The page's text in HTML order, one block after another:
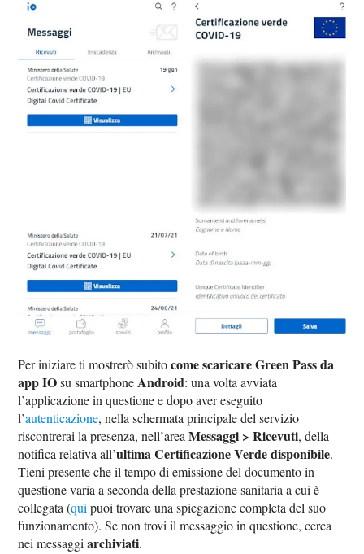
Per iniziare ti mostrerò subitocome scaricare Green Pass da
app IOsu smartphoneAndroid: una volta avviata
l’applicazione in questione e dopo aver eseguito
l’autenticazione, nella schermata principale del servizio
riscontrerai la presenza, nell’areaMessaggi > Ricevuti, della
notifica relativa all’ultima Certificazione Verde disponibile.
Tieni presente che il tempo di emissione del documento in
questione varia a seconda della prestazione sanitaria a cui è
collegata (quipuoi trovare una spiegazione completa del suo
funzionamento). Se non trovi il messaggio in questione, cerca
nei messaggiarchiviati.